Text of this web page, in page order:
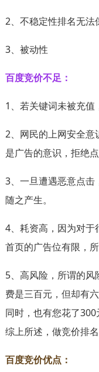
2、不稳定性排名无法
3、被动性
百度竞价不足：
1、若关键词未被充值
2、网民的上网安全
是广告的意识，拒绝点
3、一旦遭遇恶意点击
随之产生。
4、耗资高，因为对于
首页的广告位有限，
5、高风险，所谓的
费是三百元，但却有
同时，也有您花了
综上所述，做竞价排名
百度竞价优点：